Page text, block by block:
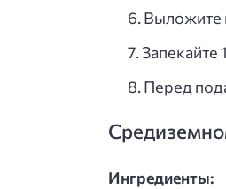
Выложите
Запекайте
Перед
Ингредиенты: